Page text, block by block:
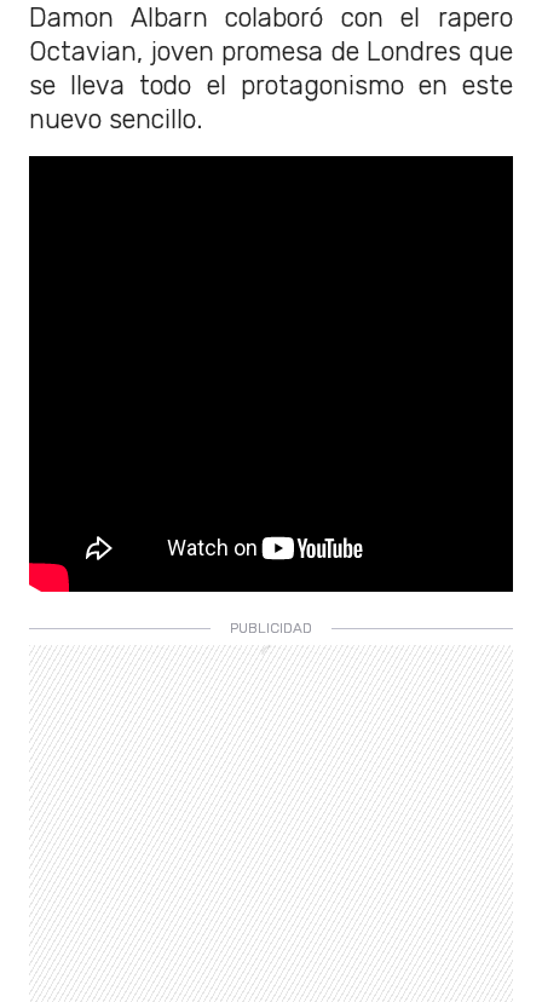
Damon Albarn colaboró con el rapero
Octavian, joven promesa de Londres que
se lleva todo el protagonismo en este
nuevo sencillo.